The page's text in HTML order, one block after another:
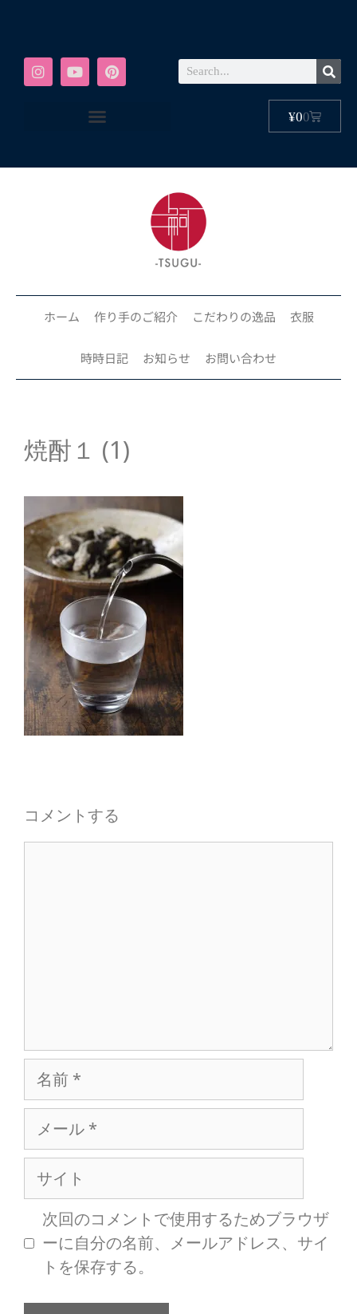
¥00
ホーム 作り手のご紹介 こだわりの逸品 衣服
時時日記 お知らせ お問い合わせ
焼酎１ (1)
コメントする
次回のコメントで使用するためブラウザ
ーに自分の名前、メールアドレス、サイ
トを保存する。